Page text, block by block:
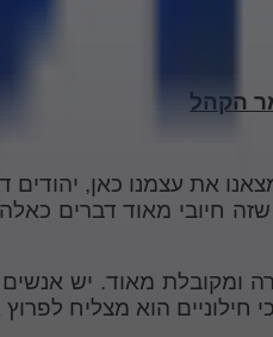
הקהל
את עצמנו כאן, יהודים
חיובי מאוד דברים
ומקובלת מאוד. יש
חילוניים הוא מצליח